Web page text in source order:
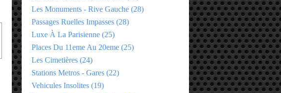
Les Monuments - Rive Gauche (28)
Passages Ruelles Impasses (28)
Luxe À La Parisienne (25)
Places Du 11eme Au 20eme (25)
Les Cimetières (24)
Stations Metros - Gares (22)
Vehicules Insolites (19)